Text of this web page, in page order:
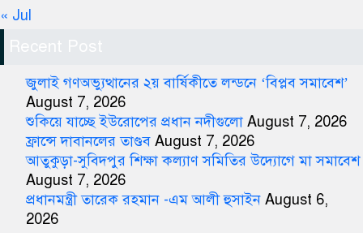
« Jul
Recent Post
জুলাই গণঅভ্যুত্থানের ২য় বার্ষিকীতে লন্ডনে ‘বিপ্লব সমাবেশ’
August 7, 2026
শুকিয়ে যাচ্ছে ইউরোপের প্রধান নদীগুলো August 7, 2026
ফ্রান্সে দাবানলের তাণ্ডব August 7, 2026
আতুকুড়া-সুবিদপুর শিক্ষা কল্যাণ সমিতির উদ্যোগে মা সমাবেশ
August 7, 2026
প্রধানমন্ত্রী তারেক রহমান -এম আলী হুসাইন August 6,
2026